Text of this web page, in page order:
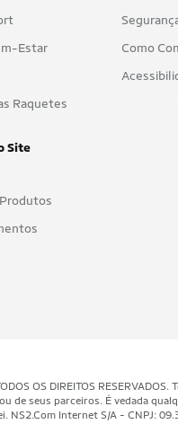
Estar
Raquetes
Site
Como
OS DIREITOS
de seus parceiros. É vedada
NS2.Com Internet S/A - CNPJ: